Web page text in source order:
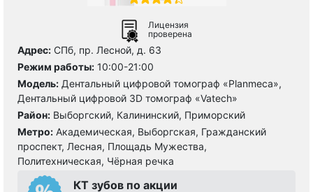
Лицензия
проверена
Адрес: СПб, пр. Лесной, д. 63
Режим работы: 10:00-21:00
Модель: Дентальный цифровой томограф «Planmeca»,
Дентальный цифровой 3D томограф «Vatech»
Район: Выборгский, Калининский, Приморский
Метро: Академическая, Выборгская, Гражданский
проспект, Лесная, Площадь Мужества,
Политехническая, Чёрная речка
КТ зубов по акции